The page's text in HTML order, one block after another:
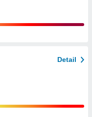
Detail